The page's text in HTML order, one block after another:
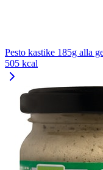
Pesto kastike 185g alla
505 kcal